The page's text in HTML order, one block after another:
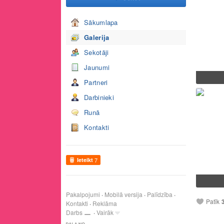
Sākumlapa
Galerija
Sekotāji
Jaunumi
Partneri
Darbinieki
Runā
Kontakti
Ieteikt 7
Pakalpojumi Mobilā versija
Palīdzība
Kontakti
Reklāma
Darbs
Vairāk
Patīk 3